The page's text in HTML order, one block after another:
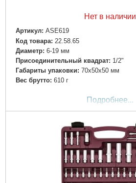
Нет в наличии
Артикул: ASE619
Код товара: 22.58.65
Диаметр: 6-19 мм
Присоединительный квадрат: 1/2"
Габариты упаковки: 70x50x50 мм
Вес брутто: 610 г
Подробнее...